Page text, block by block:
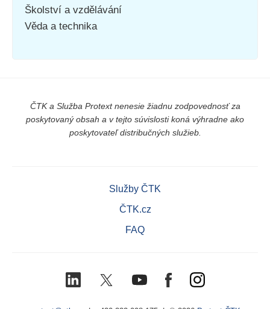
Školství a vzdělávání
Věda a technika
ČTK a Služba Protext nenesie žiadnu zodpovednosť za
poskytovaný obsah a v tejto súvislosti koná výhradne ako
poskytovateľ distribučných služieb.
Služby ČTK
ČTK.cz
FAQ
LinkedIn YoutubeFacebookInstagram